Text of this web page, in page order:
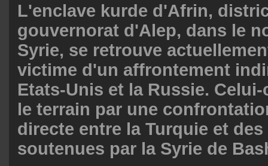
L'enclave kurde d'Afrin,
gouvernorat d'Alep, dans le
Syrie, se retrouve
victime d'un affrontement
Etats-Unis et la Russie.
le terrain par une
directe entre la Turquie et
soutenues par la Syrie de